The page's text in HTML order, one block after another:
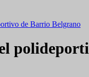
de Barrio Belgrano